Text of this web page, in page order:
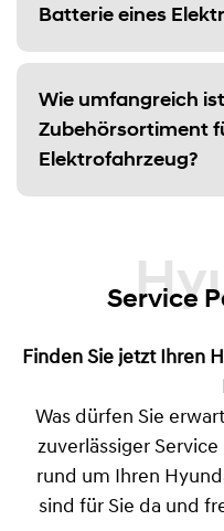
Batterie eines
Wie umfangreich
Zubehörsortiment
Elektrofahrzeug?
Hyundai
Service
Finden Sie jetzt Ihren
Was dürfen Sie
zuverlässiger
rund um Ihren
sind für Sie da und